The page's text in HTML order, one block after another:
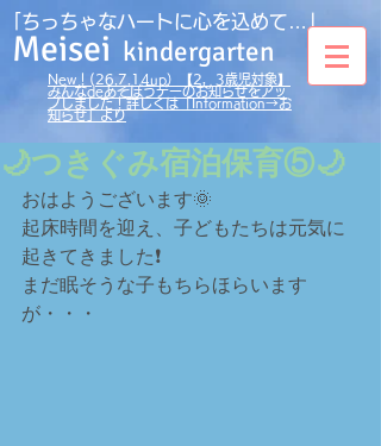
｢ちっちゃなハートに心を込めて…」
Meisei kindergarten
New！(26.7.14up）【2，3歳児対象】
みんなdeあそぼうデーのお知らせをアッ
プしました！詳しくは「Information→お
知らせ」より
🌙つきぐみ宿泊保育⑤🌙
おはようございます🌞
起床時間を迎え、子どもたちは元気に
起きてきました❗
まだ眠そうな子もちらほらいます
が・・・